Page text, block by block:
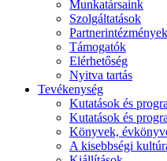
Munkatársaink
Szolgáltatások
Partnerintézmények
Támogatók
Elérhetőség
Nyitva tartás
Tevékenység
Kutatások és
Kutatások és
Könyvek,
A kisebbségi